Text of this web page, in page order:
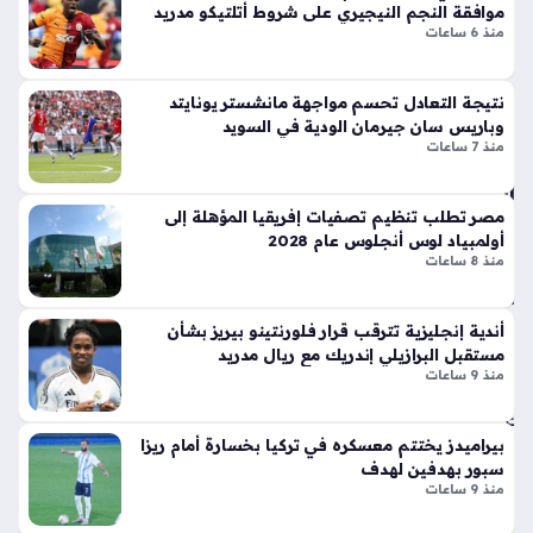
دل
بإ
ط
لا
أيق
ونت
ها
دي
دة
ذا
ت
الإث
ني
شر
ي
ط
حال
ة
الح
زن
الر
يا
ض
ي
منذ
سا
عتي
ن
للاعبين، حيث حطت الطائرة رحالها في مطار محمد الخامس، ثم
موافقة النجم النيجيري على شروط أتلتيكو مدريد
منذ 6 ساعات
نتيجة التعادل تحسم مواجهة مانشستر يونايتد
وباريس سان جيرمان الودية في السويد
منذ 7 ساعات
مصر تطلب تنظيم تصفيات إفريقيا المؤهلة إلى
أولمبياد لوس أنجلوس عام 2028
منذ 8 ساعات
أندية إنجليزية تترقب قرار فلورنتينو بيريز بشأن
مستقبل البرازيلي إندريك مع ريال مدريد
منذ 9 ساعات
بيراميدز يختتم معسكره في تركيا بخسارة أمام ريزا
سبور بهدفين لهدف
منذ 9 ساعات